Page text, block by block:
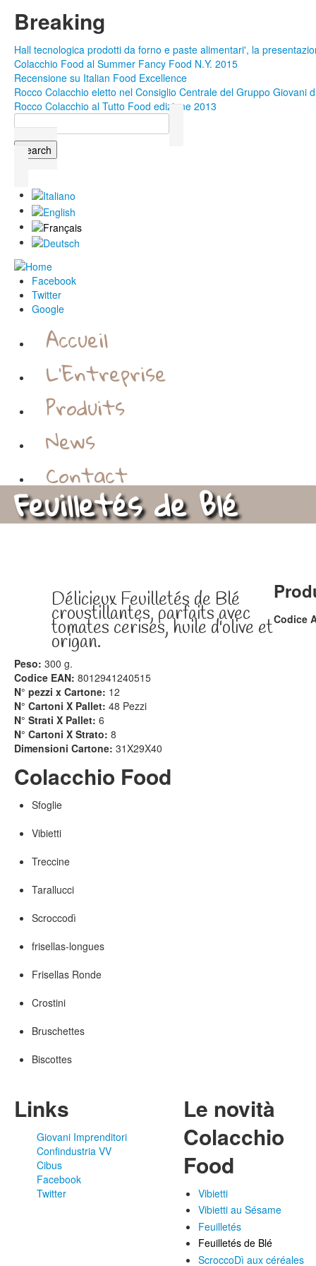
Breaking
Hall tecnologica prodotti da forno e paste alimentari', la
Colacchio Food al Summer Fancy Food N.Y. 2015
Recensione su Italian Food Excellence
Rocco Colacchio eletto nel Consiglio Centrale del Gruppo Giovani
Rocco Colacchio al Tutto Food edizione 2013
Search form
Facebook
Twitter
Google
Accueil
L'Entreprise
Produits
News
Contact
Feuilletés de Blé
Délicieux Feuilletés de Blé
croustillantes, parfaits avec
tomates cerises, huile d'olive et
origan.
Codice
Peso: 300 g.
Codice EAN: 8012941240515
N° pezzi x Cartone: 12
N° Cartoni X Pallet: 48 Pezzi
N° Strati X Pallet: 6
N° Cartoni X Strato: 8
Dimensioni Cartone: 31X29X40
Colacchio Food
Sfoglie
Vibietti
Treccine
Tarallucci
Scroccodì
frisellas-longues
Frisellas Ronde
Crostini
Bruschettes
Biscottes
Links
Giovani Imprenditori
Confindustria VV
Cibus
Facebook
Twitter
Le novità
Colacchio
Food
Vibietti
Vibietti au Sésame
Feuilletés
Feuilletés de Blé
ScroccoDì aux céréales